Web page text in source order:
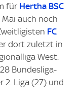
für Hertha BSC
Mai auch noch
FC
dort zuletzt in
West.
Bundesliga-
2. Liga (27) und